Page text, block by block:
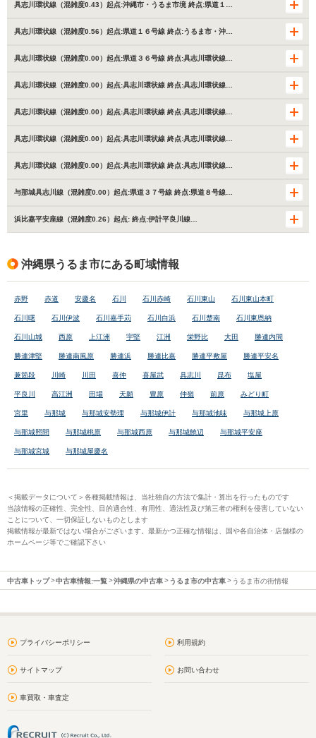
具志川環状線（混雑度0.43）起点:沖縄市・うるま市境 終点:県道１…
具志川環状線（混雑度0.56）起点:県道１６号線 終点:うるま市・沖…
具志川環状線（混雑度0.00）起点:県道３６号線 終点:具志川環状線…
具志川環状線（混雑度0.00）起点:具志川環状線 終点:具志川環状線…
具志川環状線（混雑度0.00）起点:具志川環状線 終点:具志川環状線…
具志川環状線（混雑度0.00）起点:具志川環状線 終点:具志川環状線…
具志川環状線（混雑度0.00）起点:具志川環状線 終点:具志川環状線…
与那城具志川線（混雑度0.00）起点:県道３７号線 終点:県道８号線…
浜比嘉平安座線（混雑度0.26）起点: 終点:伊計平良川線…
沖縄県うるま市にある町域情報
赤野 赤道 安慶名 石川 石川赤崎 石川東山 石川東山本町
石川曙 石川伊波 石川嘉手苅 石川白浜 石川楚南 石川東恩納
石川山城 西原 上江洲 宇堅 江洲 栄野比 大田 勝連内間
勝連津堅 勝連南風原 勝連浜 勝連比嘉 勝連平敷屋 勝連平安名
兼箇段 川崎 川田 喜仲 喜屋武 具志川 昆布 塩屋
平良川 高江洲 田場 天願 豊原 仲嶺 前原 みどり町
宮里 与那城 与那城安勢理 与那城伊計 与那城池味 与那城上原
与那城照間 与那城桃原 与那城西原 与那城饒辺 与那城平安座
与那城宮城 与那城屋慶名
＜掲載データについて＞各種掲載情報は、当社独自の方法で集計・算出を行ったものです
当該情報の正確性、完全性、目的適合性、有用性、適法性及び第三者の権利を侵害していない
ことについて、一切保証しないものとします
掲載情報が最新ではない場合がございます。最新かつ正確な情報は、国や各自治体・店舗様の
ホームページ等でご確認下さい
中古車トップ 中古車情報:一覧 沖縄県の中古車 うるま市の中古車 うるま市の街情報
プライバシーポリシー 利用規約
サイトマップ お問い合わせ
車買取・車査定